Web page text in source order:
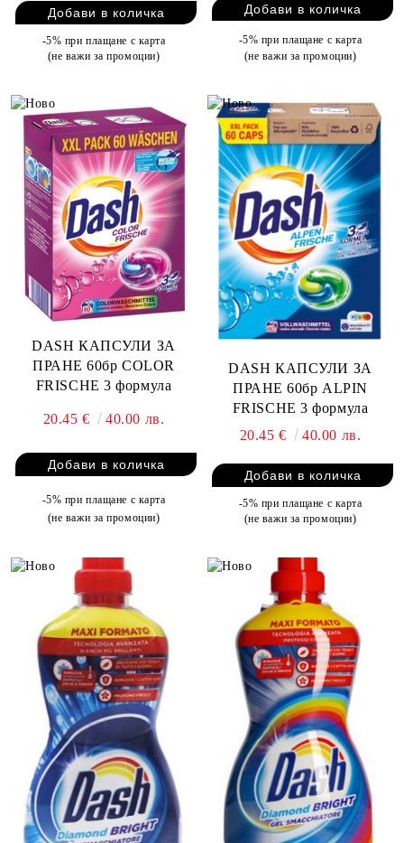
-5% при плащане с карта
(не важи за промоции)
-5% при плащане с карта
(не важи за промоции)
DASH КАПСУЛИ ЗА
ПРАНЕ 60бр COLOR
FRISCHE 3 формула
20.45 € 40.00 лв.
-5% при плащане с карта
(не важи за промоции)
DASH КАПСУЛИ ЗА
ПРАНЕ 60бр ALPIN
FRISCHE 3 формула
20.45 €
40.00 лв.
-5% при плащане с карта
(не важи за промоции)